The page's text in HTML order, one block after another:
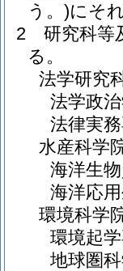
う。)にそ
2
研究科等
る。
法学研究
法学政
法律実
水産科学
海洋生
海洋応
環境科学
環境起
地球圏